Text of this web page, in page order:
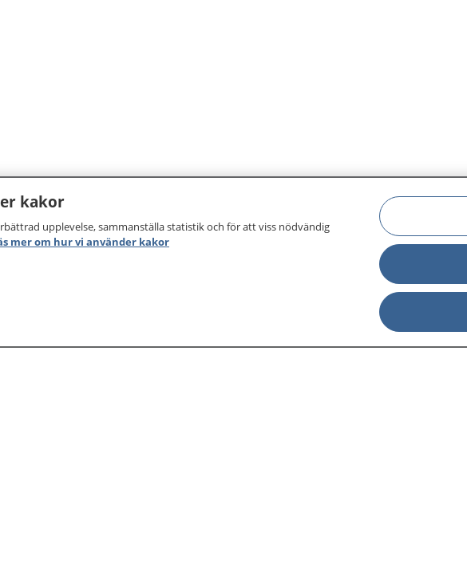
kakor
upplevelse, sammanställa statistik och för att viss nödvändig
mer om hur vi använder kakor